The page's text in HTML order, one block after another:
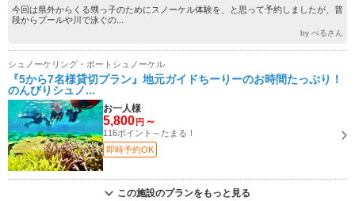
今回は県外からくる甥っ子のためにスノーケル体験を、と思って予約しましたが、普
段からプールや川で泳ぐの...
by べるさん
シュノーケリング・ボートシュノーケル
『5から7名様貸切プラン』地元ガイドちーりーのお時間たっぷり！
のんびりシュノ...
お一人様
5,800 円 ～
116ポイント～たまる！
即時予約OK
この施設のプランをもっと見る